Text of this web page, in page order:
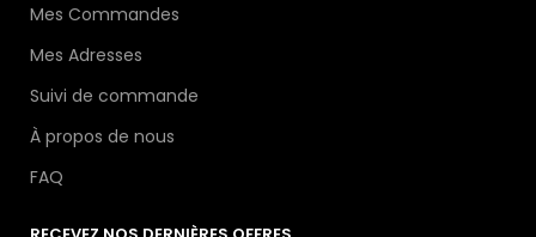
Mes Commandes
Mes Adresses
Suivi de commande
À propos de nous
FAQ